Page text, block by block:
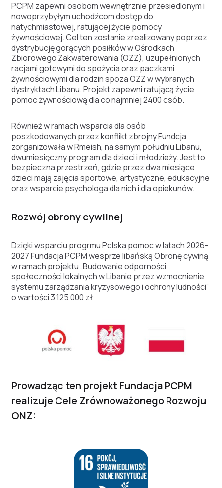
PCPM zapewni osobom wewnętrznie przesiedlonym i
nowoprzybyłym uchodźcom dostęp do
natychmiastowej, ratującej życie pomocy
żywnościowej. Cel ten zostanie zrealizowany poprzez
dystrybucję gorących posiłków w Ośrodkach
Zbiorowego Zakwaterowania (OZZ), uzupełnionych
racjami gotowymi do spożycia oraz paczkami
żywnościowymi dla rodzin spoza OZZ w wybranych
dystryktach Libanu. Projekt zapewni ratującą życie
pomoc żywnościową dla co najmniej 2400 osób.
Również w ramach wsparcia dla osób
poszkodowanych przez konflikt zbrojny Fundcja
zorganizowała w Rmeish, na samym południu Libanu,
dwumiesięczny program dla dzieci i młodzieży. Jest to
bezpieczna przestrzeń, gdzie przez dwa miesiące
dzieci mają zajęcia sportowe, artystyczne, edukacyjne
oraz wsparcie psychologa dla nich i dla opiekunów.
Rozwój obrony cywilnej
Dzięki wsparciu progrmu Polska pomoc w latach 2026-
2027 Fundacja PCPM wesprze libańską Obronę cywiną
w ramach projektu „Budowanie odporności
społeczności lokalnych w Libanie przez wzmocnienie
systemu zarządzania kryzysowego i ochrony ludności”
o wartości 3 125 000 zł
Prowadząc ten projekt Fundacja PCPM
realizuje Cele Zrównoważonego Rozwoju
ONZ: